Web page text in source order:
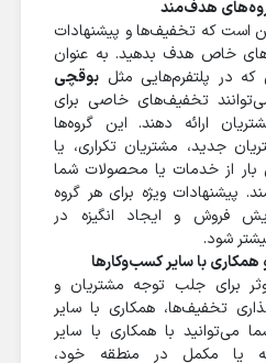
هدف‌مند
است که تخفیف‌ها و پیشنهادات
خاص هدف بدهید. به عنوان
که در پلتفرم‌هایی مثل بوقچی
تخفیف‌های خاصی برای
ارائه دهند. این گروه‌ها
جدید، مشتریان تکراری، یا
بار از خدمات یا محصولات شما
پیشنهادات ویژه برای هر گروه
فروش و ایجاد انگیزه در
شود.
با سایر کسب‌وکارها
برای جلب توجه مشتریان و
تخفیف‌ها، همکاری با سایر
می‌توانید با همکاری با سایر
یا مکمل در منطقه خود،